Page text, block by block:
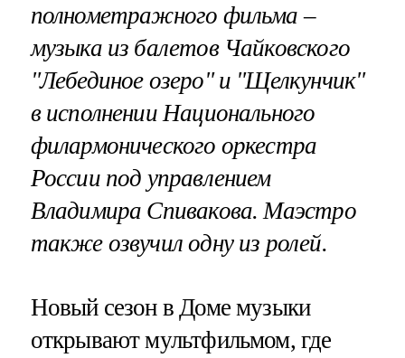
полнометражного фильма –
музыка из балетов Чайковского
"Лебединое озеро" и "Щелкунчик"
в исполнении Национального
филармонического оркестра
России под управлением
Владимира Спивакова. Маэстро
также озвучил одну из ролей.
Новый сезон в Доме музыки
открывают мультфильмом, где